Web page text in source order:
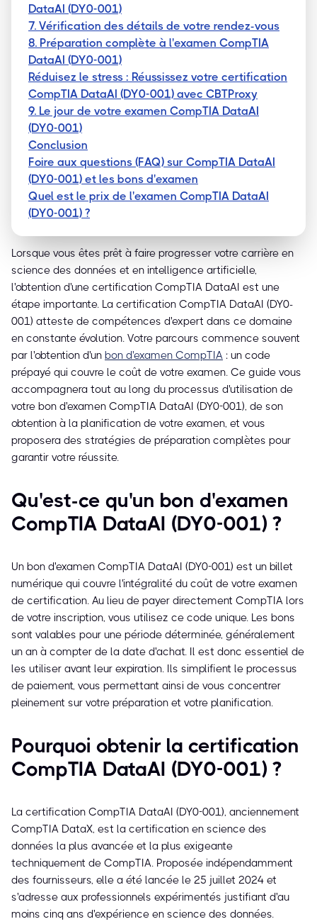
DataAI (DY0-001)
7. Vérification des détails de votre rendez-vous
8. Préparation complète à l'examen CompTIA
DataAI (DY0-001)
Réduisez le stress : Réussissez votre certification
CompTIA DataAI (DY0-001) avec CBTProxy
9. Le jour de votre examen CompTIA DataAI
(DY0-001)
Conclusion
Foire aux questions (FAQ) sur CompTIA DataAI
(DY0-001) et les bons d'examen
Quel est le prix de l'examen CompTIA DataAI
(DY0-001) ?
Lorsque vous êtes prêt à faire progresser votre carrière en
science des données et en intelligence artificielle,
l'obtention d'une certification CompTIA DataAI est une
étape importante. La certification CompTIA DataAI (DY0-
001) atteste de compétences d'expert dans ce domaine
en constante évolution. Votre parcours commence souvent
par l'obtention d'un bon d'examen CompTIA : un code
prépayé qui couvre le coût de votre examen. Ce guide vous
accompagnera tout au long du processus d'utilisation de
votre bon d'examen CompTIA DataAI (DY0-001), de son
obtention à la planification de votre examen, et vous
proposera des stratégies de préparation complètes pour
garantir votre réussite.
Qu'est-ce qu'un bon d'examen
CompTIA DataAI (DY0-001) ?
Un bon d'examen CompTIA DataAI (DY0-001) est un billet
numérique qui couvre l'intégralité du coût de votre examen
de certification. Au lieu de payer directement CompTIA lors
de votre inscription, vous utilisez ce code unique. Les bons
sont valables pour une période déterminée, généralement
un an à compter de la date d'achat. Il est donc essentiel de
les utiliser avant leur expiration. Ils simplifient le processus
de paiement, vous permettant ainsi de vous concentrer
pleinement sur votre préparation et votre planification.
Pourquoi obtenir la certification
CompTIA DataAI (DY0-001) ?
La certification CompTIA DataAI (DY0-001), anciennement
CompTIA DataX, est la certification en science des
données la plus avancée et la plus exigeante
techniquement de CompTIA. Proposée indépendamment
des fournisseurs, elle a été lancée le 25 juillet 2024 et
s'adresse aux professionnels expérimentés justifiant d'au
moins cinq ans d'expérience en science des données.